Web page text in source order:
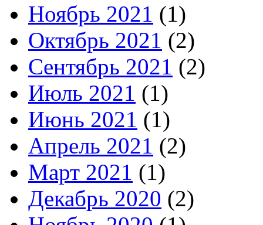
Ноябрь 2021 (1)
Октябрь 2021 (2)
Сентябрь 2021 (2)
Июль 2021 (1)
Июнь 2021 (1)
Апрель 2021 (2)
Март 2021 (1)
Декабрь 2020 (2)